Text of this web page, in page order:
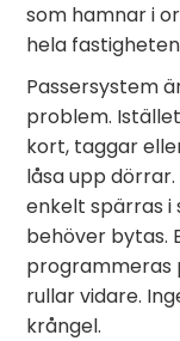
som hamnar i
hela
Passersystem
problem.
kort, taggar
låsa upp
enkelt spärras i
behöver bytas.
programmeras
rullar vidare.
krångel.